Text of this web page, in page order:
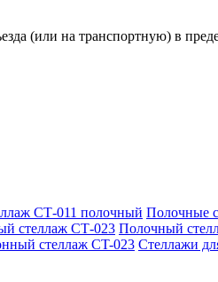
(или на транспортную) в
СТ-011 полочный Полочные
стеллаж СТ-023 Полочный
стеллаж CT-023 Стеллажи